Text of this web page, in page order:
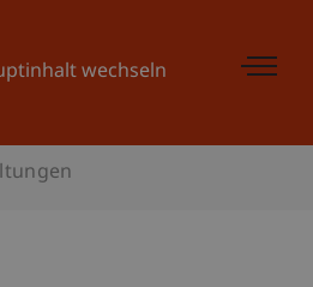
wechseln